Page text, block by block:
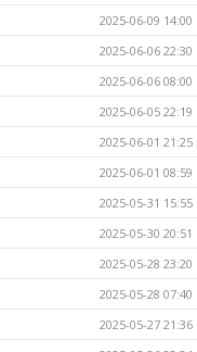
2025-06-09 14:00
2025-06-06 22:30
2025-06-06 08:00
2025-06-05 22:19
2025-06-01 21:25
2025-06-01 08:59
2025-05-31 15:55
2025-05-30 20:51
2025-05-28 23:20
2025-05-28 07:40
2025-05-27 21:36